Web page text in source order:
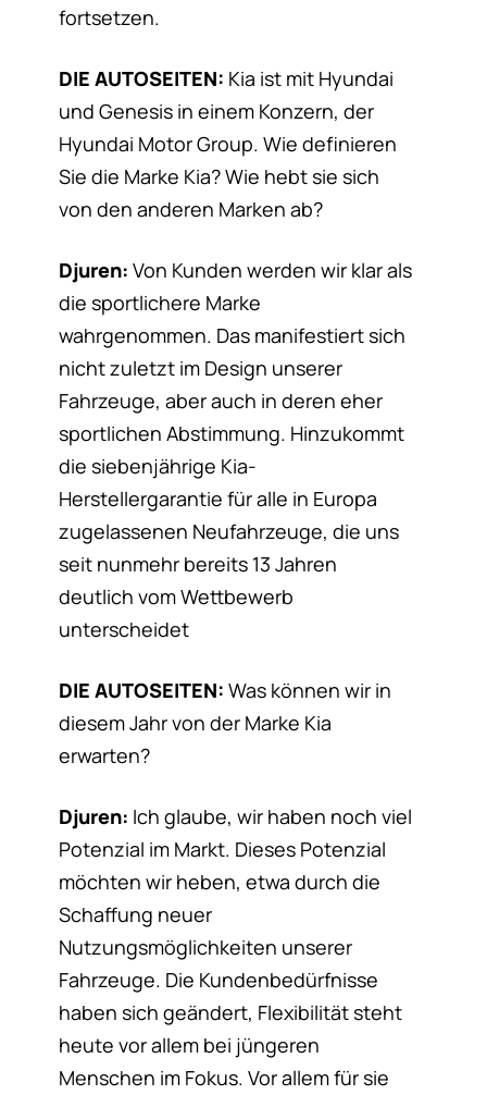
fortsetzen.
DIE AUTOSEITEN: Kia ist mit Hyundai
und Genesis in einem Konzern, der
Hyundai Motor Group. Wie definieren
Sie die Marke Kia? Wie hebt sie sich
von den anderen Marken ab?
Djuren: Von Kunden werden wir klar als
die sportlichere Marke
wahrgenommen. Das manifestiert sich
nicht zuletzt im Design unserer
Fahrzeuge, aber auch in deren eher
sportlichen Abstimmung. Hinzukommt
die siebenjährige Kia-
Herstellergarantie für alle in Europa
zugelassenen Neufahrzeuge, die uns
seit nunmehr bereits 13 Jahren
deutlich vom Wettbewerb
unterscheidet
DIE AUTOSEITEN: Was können wir in
diesem Jahr von der Marke Kia
erwarten?
Djuren: Ich glaube, wir haben noch viel
Potenzial im Markt. Dieses Potenzial
möchten wir heben, etwa durch die
Schaffung neuer
Nutzungsmöglichkeiten unserer
Fahrzeuge. Die Kundenbedürfnisse
haben sich geändert, Flexibilität steht
heute vor allem bei jüngeren
Menschen im Fokus. Vor allem für sie